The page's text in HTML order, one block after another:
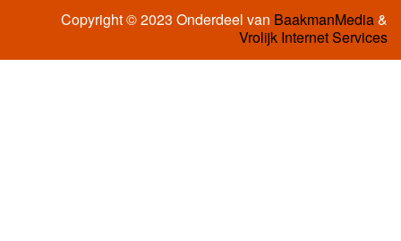
Copyright © 2023 Onderdeel van BaakmanMedia&
Vrolijk Internet Services